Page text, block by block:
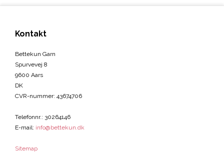
Kontakt
Bettekun Garn
Spurvevej 8
9600 Aars
DK
CVR-nummer: 43674706
Telefonnr.: 30264146
E-mail: info@bettekun.dk
Sitemap